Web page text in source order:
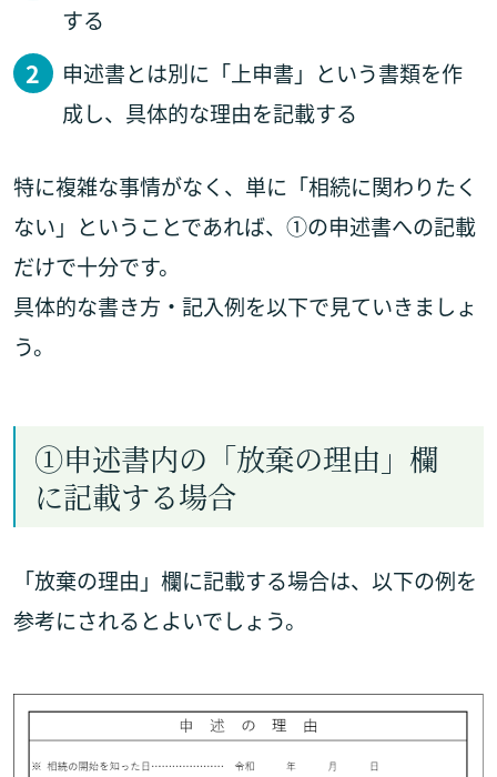
する
申述書とは別に「上申書」という書類を作
成し、具体的な理由を記載する
特に複雑な事情がなく、単に「相続に関わりたく
ない」ということであれば、①の申述書への記載
だけで十分です。
具体的な書き方・記入例を以下で見ていきましょ
う。
①申述書内の「放棄の理由」欄
に記載する場合
「放棄の理由」欄に記載する場合は、以下の例を
参考にされるとよいでしょう。